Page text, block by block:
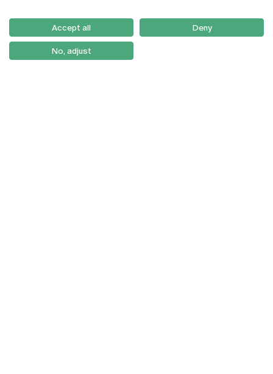
Como Chegar
Newsletter
Accept all Deny
No, adjust